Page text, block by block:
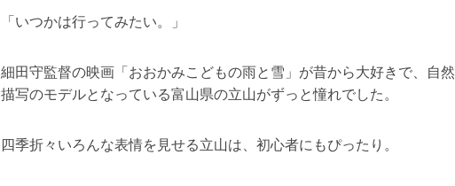
「いつかは行ってみたい。」
細田守監督の映画「おおかみこどもの雨と雪」が昔から大好きで、自然
描写のモデルとなっている富山県の立山がずっと憧れでした。
四季折々いろんな表情を見せる立山は、初心者にもぴったり。